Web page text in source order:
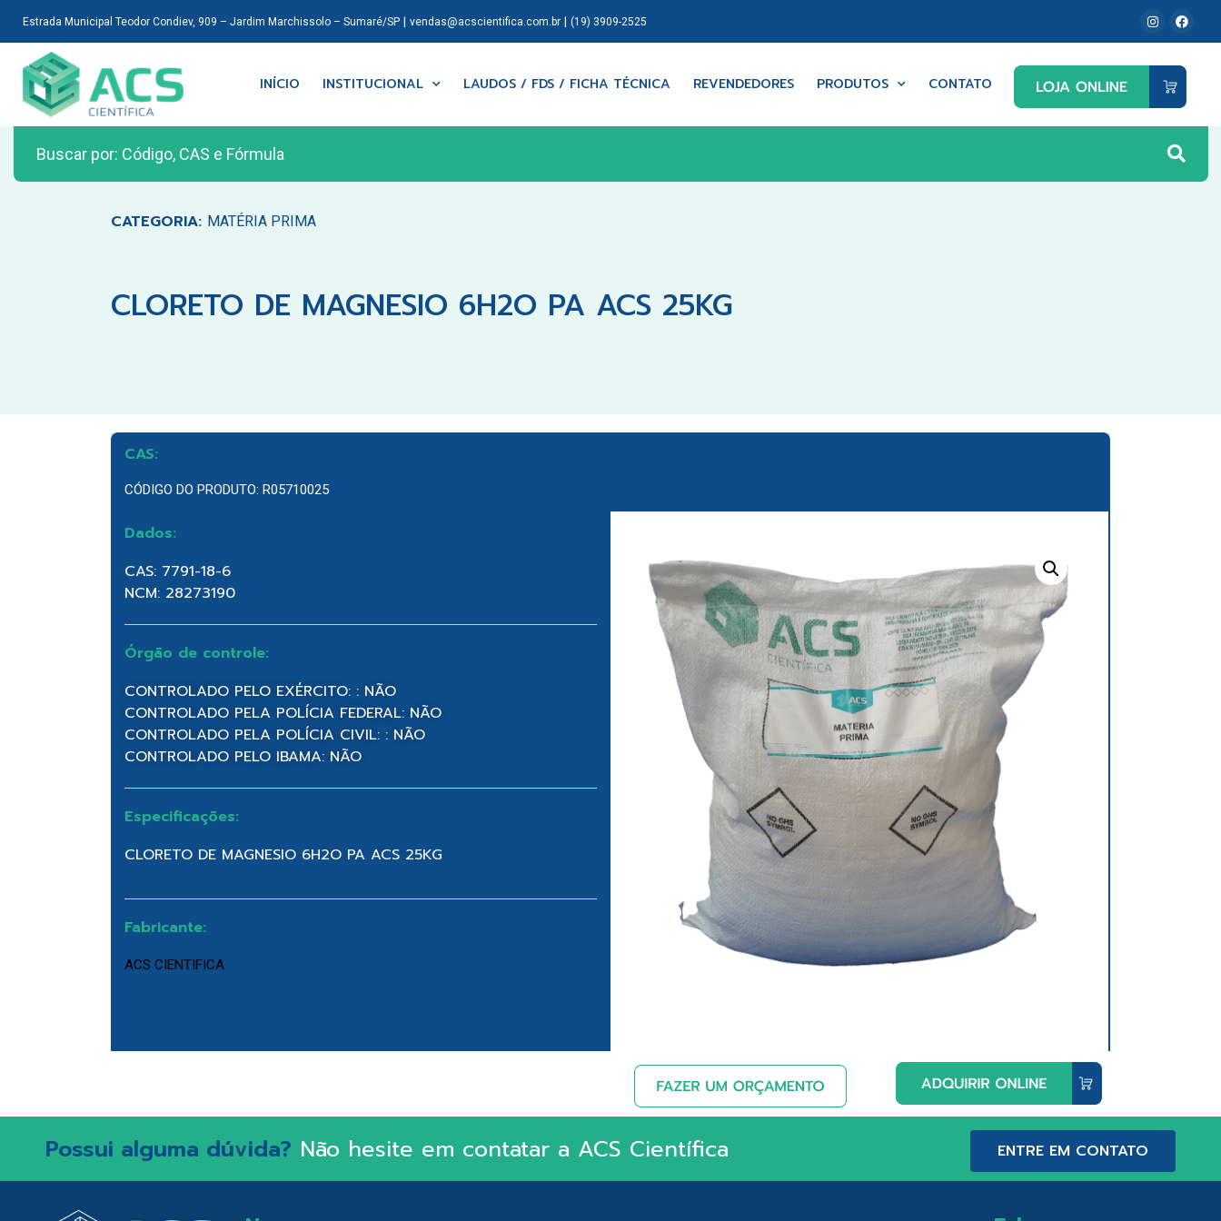
Estrada Municipal Teodor Condiev, 909 – Jardim Marchissolo – Sumaré/SP| vendas@acscientifica.com.br| (19) 3909-2525
INÍCIO INSTITUCIONAL LAUDOS / FDS / FICHA TÉCNICA REVENDEDORES PRODUTOS CONTATO
CATEGORIA: MATÉRIA PRIMA
CLORETO DE MAGNESIO 6H2O PA ACS 25KG
CAS:
CÓDIGO DO PRODUTO: R05710025
Dados:
CAS: 7791-18-6
NCM: 28273190
Órgão de controle:
CONTROLADO PELO EXÉRCITO: : NÃO
CONTROLADO PELA POLÍCIA FEDERAL: NÃO
CONTROLADO PELA POLÍCIA CIVIL: : NÃO
CONTROLADO PELO IBAMA: NÃO
Especificações:
CLORETO DE MAGNESIO 6H2O PA ACS 25KG
Fabricante:
ACS CIENTIFICA
Possui alguma dúvida? Não hesite em contatar a ACS Científica ENTRE EM CONTATO